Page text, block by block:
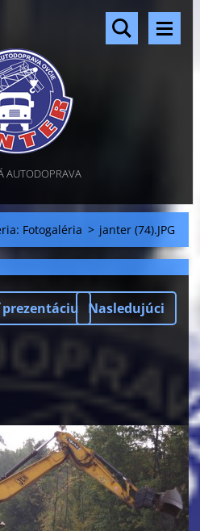
AUTODOPRAVA
Fotogaléria > janter (74).JPG
Nasledujúci